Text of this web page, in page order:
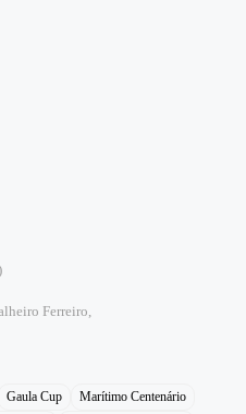
Ferreiro,
Gaula Cup Marítimo Centenário